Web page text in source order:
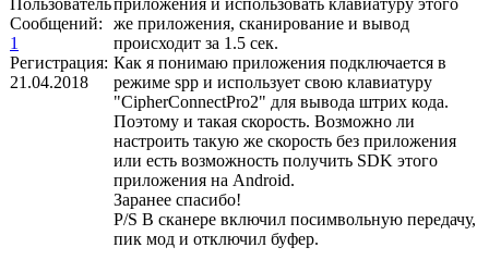
Пользователь
Сообщений:
1
Регистрация:
21.04.2018
приложения и использовать клавиатуру этого
же приложения, сканирование и вывод
происходит за 1.5 сек.
Как я понимаю приложения подключается в
режиме spp и использует свою клавиатуру
"CipherConnectPro2" для вывода штрих кода.
Поэтому и такая скорость. Возможно ли
настроить такую же скорость без приложения
или есть возможность получить SDK этого
приложения на Android.
Заранее спасибо!
P/S В сканере включил посимвольную передачу,
пик мод и отключил буфер.